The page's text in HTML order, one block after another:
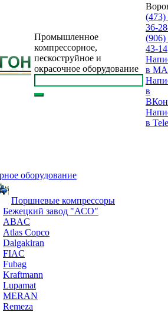
Промышленное
компрессорное,
пескоструйное и
окрасочное оборудование
(473)
36-28
(906)
43-14
в
в
в
оборудование
Поршневые компрессоры
Бежецкий завод "АСО"
ABAC
Atlas Copco
Dalgakiran
FIAC
Fubag
Kraftmann
Lupamat
MERAN
Remeza